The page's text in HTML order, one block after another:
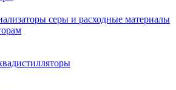
серы и расходные материалы